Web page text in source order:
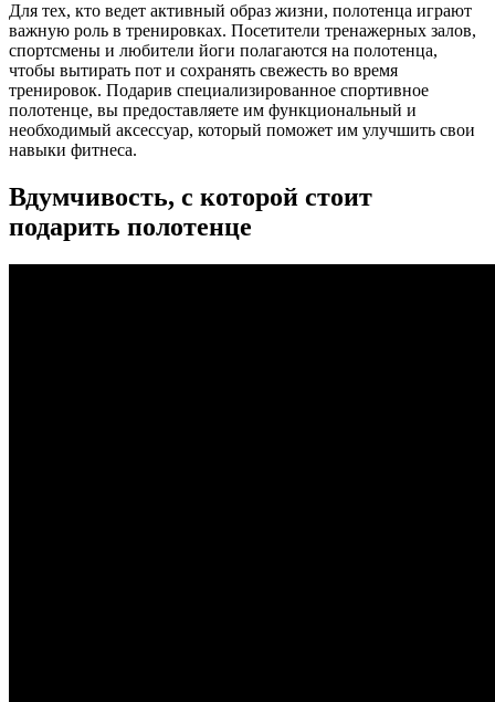
Для тех, кто ведет активный образ жизни, полотенца играют
важную роль в тренировках. Посетители тренажерных залов,
спортсмены и любители йоги полагаются на полотенца,
чтобы вытирать пот и сохранять свежесть во время
тренировок. Подарив специализированное спортивное
полотенце, вы предоставляете им функциональный и
необходимый аксессуар, который поможет им улучшить свои
навыки фитнеса.
Вдумчивость, с которой стоит
подарить полотенце